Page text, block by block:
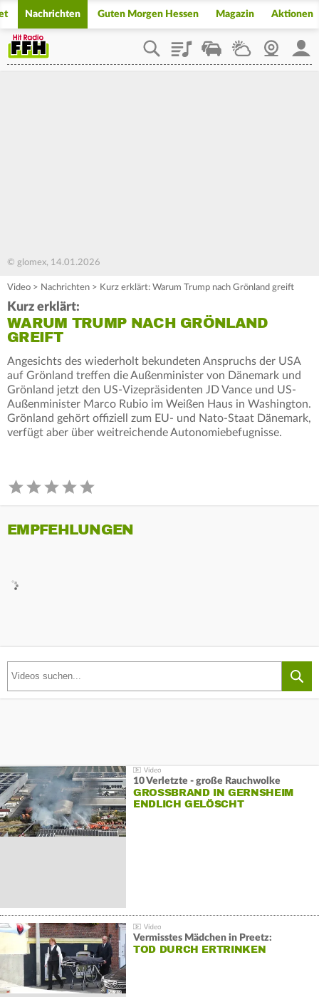
Nachrichten Guten Morgen Hessen Magazin Aktionen
PlaylistStaupilotWetterWebcam
© glomex, 14.01.2026
Video > Nachrichten > Kurz erklärt: Warum Trump nach Grönland greift
Kurz erklärt:
WARUM TRUMP NACH GRÖNLAND
GREIFT
Angesichts des wiederholt bekundeten Anspruchs der USA
auf Grönland treffen die Außenminister von Dänemark und
Grönland jetzt den US-Vizepräsidenten JD Vance und US-
Außenminister Marco Rubio im Weißen Haus in Washington.
Grönland gehört offiziell zum EU- und Nato-Staat Dänemark,
verfügt aber über weitreichende Autonomiebefugnisse.
EMPFEHLUNGEN
10 Verletzte - große Rauchwolke
GROSSBRAND IN GERNSHEIM E
NDLICH GELÖSCHT
Vermisstes Mädchen in Preetz:
TOD DURCH ERTRINKEN